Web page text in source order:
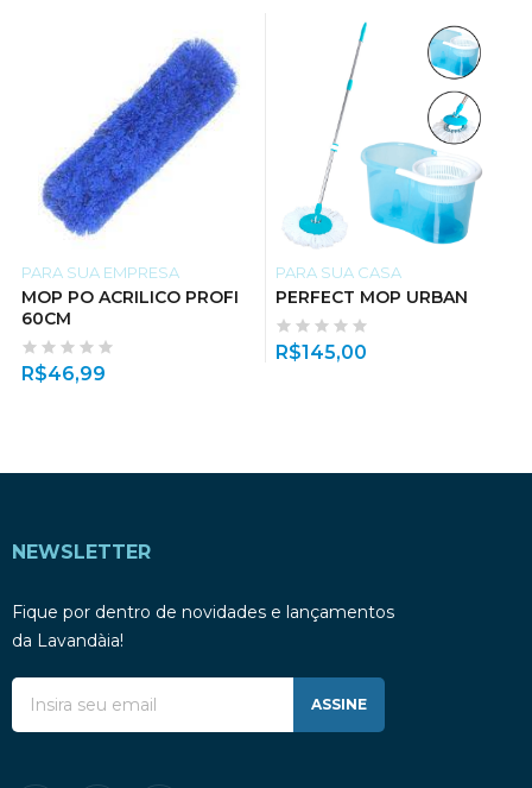
PARA SUA EMPRESA
MOP PO ACRILICO PROFI
60CM
R$46,99
PARA SUA CASA
PERFECT MOP URBAN
R$145,00
NEWSLETTER
Fique por dentro de novidades e lançamentos
da Lavandàia!
ASSINE